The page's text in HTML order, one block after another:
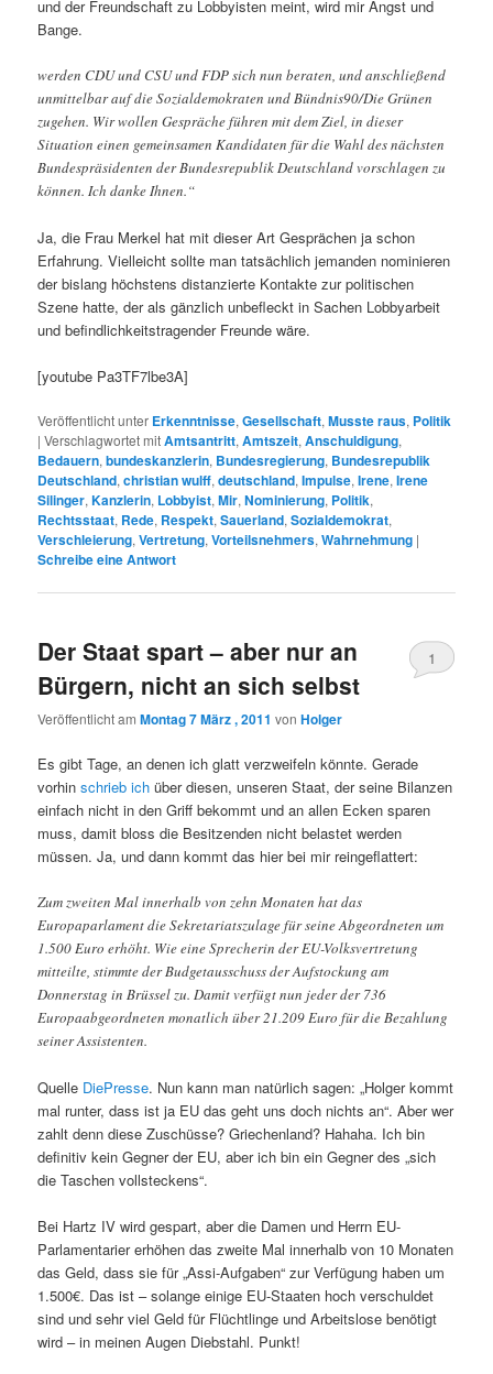
und der Freundschaft zu Lobbyisten meint, wird mir Angst und
Bange.
werden CDU und CSU und FDP sich nun beraten, und anschließend
unmittelbar auf die Sozialdemokraten und Bündnis90/Die Grünen
zugehen. Wir wollen Gespräche führen mit dem Ziel, in dieser
Situation einen gemeinsamen Kandidaten für die Wahl des nächsten
Bundespräsidenten der Bundesrepublik Deutschland vorschlagen zu
können. Ich danke Ihnen.“
Ja, die Frau Merkel hat mit dieser Art Gesprächen ja schon
Erfahrung. Vielleicht sollte man tatsächlich jemanden nominieren
der bislang höchstens distanzierte Kontakte zur politischen
Szene hatte, der als gänzlich unbefleckt in Sachen Lobbyarbeit
und befindlichkeitstragender Freunde wäre.
[youtube Pa3TF7lbe3A]
Veröffentlicht unter Erkenntnisse,Gesellschaft,Musste raus, Politik
|Verschlagwortet mitAmtsantritt,Amtszeit,Anschuldigung,
Bedauern,bundeskanzlerin, Bundesregierung, Bundesrepublik
Deutschland,christian wulff,deutschland,Impulse,Irene,Irene
Silinger,Kanzlerin, Lobbyist,Mir,Nominierung, Politik,
Rechtsstaat, Rede, Respekt,Sauerland,Sozialdemokrat,
Verschleierung,Vertretung,Vorteilsnehmers,Wahrnehmung |
Schreibe eine Antwort
Der Staat spart – aber nur an
Bürgern, nicht an sich selbst
Veröffentlicht amMontag 7 März , 2011 vonHolger
1
Es gibt Tage, an denen ich glatt verzweifeln könnte. Gerade
vorhinschrieb ich über diesen, unseren Staat, der seine Bilanzen
einfach nicht in den Griff bekommt und an allen Ecken sparen
muss, damit bloss die Besitzenden nicht belastet werden
müssen. Ja, und dann kommt das hier bei mir reingeflattert:
Zum zweiten Mal innerhalb von zehn Monaten hat das
Europaparlament die Sekretariatszulage für seine Abgeordneten um
1.500 Euro erhöht. Wie eine Sprecherin der EU-Volksvertretung
mitteilte, stimmte der Budgetausschuss der Aufstockung am
Donnerstag in Brüssel zu. Damit verfügt nun jeder der 736
Europaabgeordneten monatlich über 21.209 Euro für die Bezahlung
seiner Assistenten.
Quelle DiePresse. Nun kann man natürlich sagen: „Holger kommt
mal runter, dass ist ja EU das geht uns doch nichts an“. Aber wer
zahlt denn diese Zuschüsse? Griechenland? Hahaha. Ich bin
definitiv kein Gegner der EU, aber ich bin ein Gegner des „sich
die Taschen vollsteckens“.
Bei Hartz IV wird gespart, aber die Damen und Herrn EU-
Parlamentarier erhöhen das zweite Mal innerhalb von 10 Monaten
das Geld, dass sie für „Assi-Aufgaben“ zur Verfügung haben um
1.500€. Das ist – solange einige EU-Staaten hoch verschuldet
sind und sehr viel Geld für Flüchtlinge und Arbeitslose benötigt
wird – in meinen Augen Diebstahl. Punkt!